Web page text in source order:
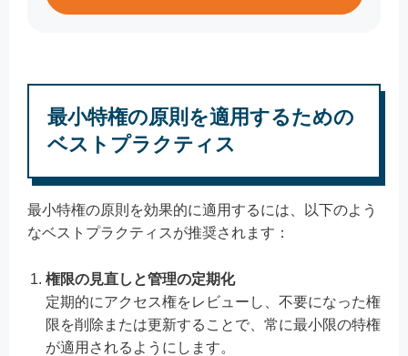
最小特権の原則を適用するための
ベストプラクティス
最小特権の原則を効果的に適用するには、以下のよう
なベストプラクティスが推奨されます：
権限の見直しと管理の定期化
定期的にアクセス権をレビューし、不要になった権
限を削除または更新することで、常に最小限の特権
が適用されるようにします。